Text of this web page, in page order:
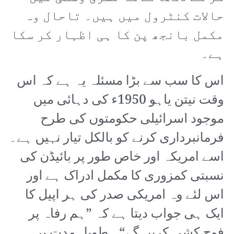
حالات کنٹرول میں ہیں۔ تاحال وہ
مکمل بانجھ پن کا ہی اظہار کر سکا
ہے۔
اس کا سب سے بڑا مسئلہ یہ ہے کہ اس
وقت نیتن یاہو 1950ء کی دہائی میں
موجود اسرائیلی حکومتوں کی طرح
فرمانبرداری کرنے کو بالکل تیار نہیں ہے۔
اسے امریکہ اور خاص طور پر بائیڈن کی
نسبتی کمزوری کا مکمل ادراک ہے اور
اس لئے وہ امریکی صدر کی ہر اپیل کا
ایک ہی جواب دیتا ہے کہ ”ہم رفاہ پر